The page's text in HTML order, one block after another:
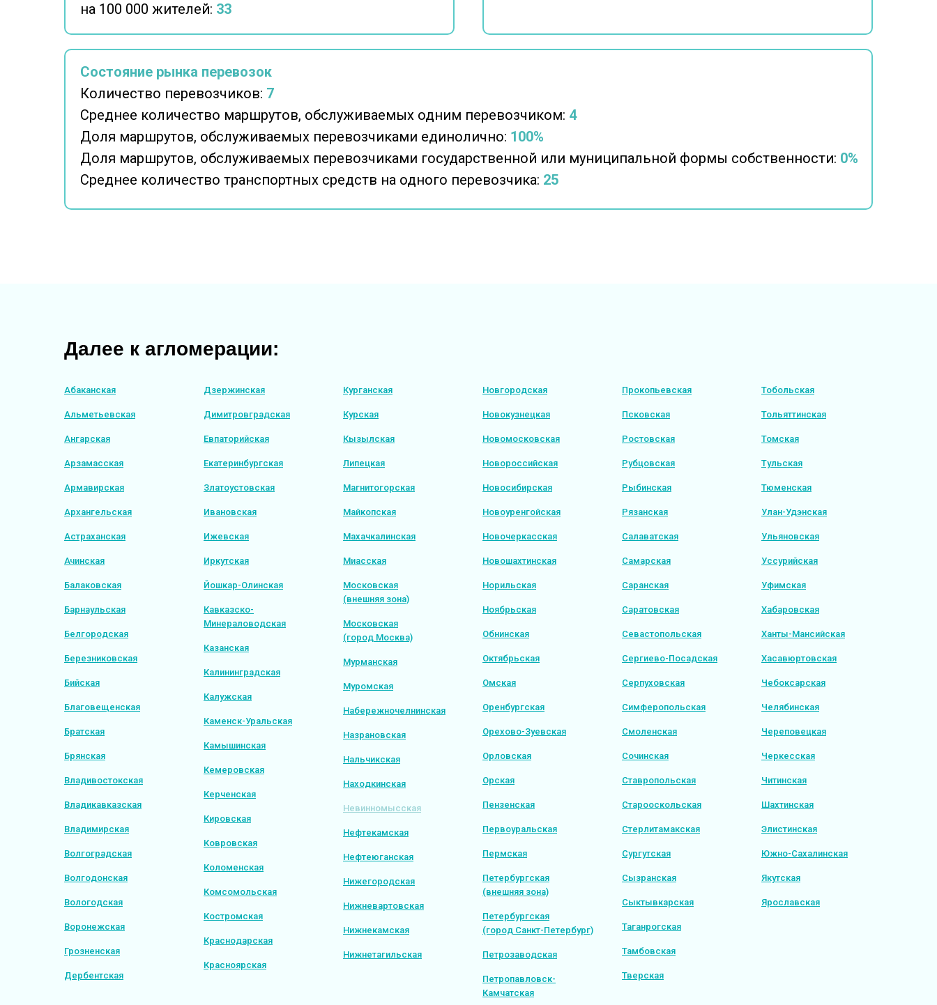
на 100 000 жителей: 33
Состояние рынка перевозок
Количество перевозчиков: 7
Среднее количество маршрутов, обслуживаемых одним перевозчиком: 4
Доля маршрутов, обслуживаемых перевозчиками единолично: 100%
Доля маршрутов, обслуживаемых перевозчиками государственной или муниципальной формы собственности: 0%
Среднее количество транспортных средств на одного перевозчика: 25
Альметьевская
Ангарская
Арзамасская
Армавирская
Архангельская
Абаканская
Ачинская
Балаковская
Барнаульская
Белгородская
Березниковская
Астраханская
Бийская
Благовещенская
Братская
Брянская
Владивостокская
Владикавказская
Владимирская
Волгоградская
Волгодонская
Вологодская
Воронежская
Грозненская
Дербентская
Дзержинская
Димитровградская
Евпаторийская
Екатеринбургская
Златоустовская
Ивановская
Ижевская
Иркутская
Йошкар-Олинская
Кавказско-
Минераловодская
Казанская
Калининградская
Калужская
Каменск-Уральская
Камышинская
Кемеровская
Керченская
Кировская
Ковровская
Коломенская
Комсомольская
Костромская
Краснодарская
Красноярская
Курганская
Курская
Кызылская
Липецкая
Магнитогорская
Майкопская
Махачкалинская
Миасская
Московская
(внешняя зона)
Московская
(город Москва)
Мурманская
Муромская
Набережночелнинская
Назрановская
Нальчикская
Находкинская
Невинномысская
Нефтекамская
Нефтеюганская
Нижегородская
Нижневартовская
Нижнекамская
Нижнетагильская
Новгородская
Новокузнецкая
Новомосковская
Новороссийская
Новосибирская
Новоуренгойская
Новочеркасская
Новошахтинская
Норильская
Ноябрьская
Обнинская
Октябрьская
Омская
Оренбургская
Орехово-Зуевская
Орловская
Орская
Пензенская
Первоуральская
Пермская
Петербургская
(внешняя зона)
Петербургская
(город Санкт-Петербург)
Петрозаводская
Петропавловск-
Камчатская
Прокопьевская
Псковская
Ростовская
Рубцовская
Рыбинская
Рязанская
Салаватская
Самарская
Саранская
Саратовская
Севастопольская
Сергиево-Посадская
Серпуховская
Симферопольская
Смоленская
Сочинская
Ставропольская
Старооскольская
Стерлитамакская
Сургутская
Сызранская
Сыктывкарская
Таганрогская
Тамбовская
Тверская
Тобольская
Тольяттинская
Томская
Тульская
Тюменская
Улан-Удэнская
Ульяновская
Уссурийская
Уфимская
Хабаровская
Ханты-Мансийская
Хасавюртовская
Чебоксарская
Челябинская
Череповецкая
Черкесская
Читинская
Шахтинская
Элистинская
Южно-Сахалинская
Якутская
Ярославская
Далее к агломерации: